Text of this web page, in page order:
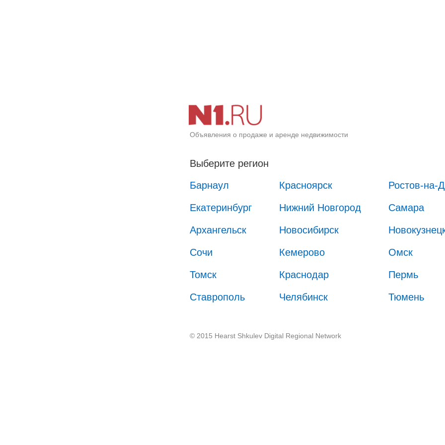
Объявления о продаже и аренде недвижимости
Выберите регион
Барнаул
Красноярск Ростов-на-
Екатеринбург Нижний Новгород Самара
Архангельск Новосибирск
Сочи Кемерово Омск
Томск Краснодар Пермь
Ставрополь Челябинск Тюмень
© 2015 Hearst Shkulev Digital Regional Network